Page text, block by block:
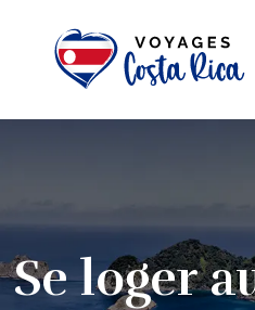
Se loger